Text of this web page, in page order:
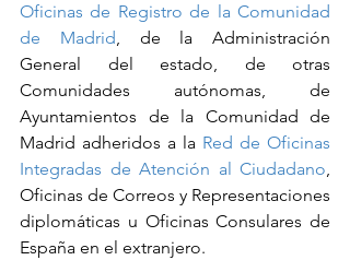
Oficinas de Registro de la Comunidad
de Madrid, de la Administración
General del estado, de otras
Comunidades autónomas, de
Ayuntamientos de la Comunidad de
Madrid adheridos a la Red de Oficinas
Integradas de Atención al Ciudadano,
Oficinas de Correos y Representaciones
diplomáticas u Oficinas Consulares de
España en el extranjero.